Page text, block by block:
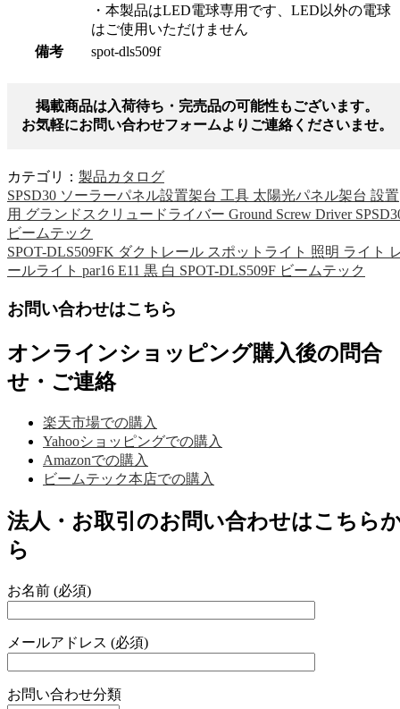
・本製品はLED電球専用です、LED以外の電球
はご使用いただけません
備考
spot-dls509f
掲載商品は入荷待ち・完売品の可能性もございます。
お気軽にお問い合わせフォームよりご連絡くださいませ。
カテゴリ： 製品カタログ
SPSD30 ソーラーパネル設置架台 工具 太陽光パネル架台 設置
用 グランドスクリュードライバー Ground Screw Driver
ビームテック
SPOT-DLS509FK ダクトレール スポットライト 照明 ライト
ールライト par16 E11 黒 白 SPOT-DLS509F ビームテック
お問い合わせはこちら
オンラインショッピング購入後の問合
せ・ご連絡
楽天市場での購入
Yahooショッピングでの購入
Amazonでの購入
ビームテック本店での購入
法人・お取引のお問い合わせはこちら
ら
お名前 (必須)
メールアドレス (必須)
お問い合わせ分類